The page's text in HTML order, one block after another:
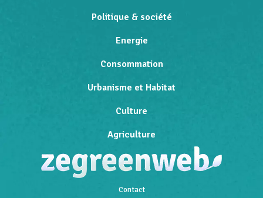
Politique & société
Energie
Consommation
Urbanisme et Habitat
Culture
Agriculture
Contact